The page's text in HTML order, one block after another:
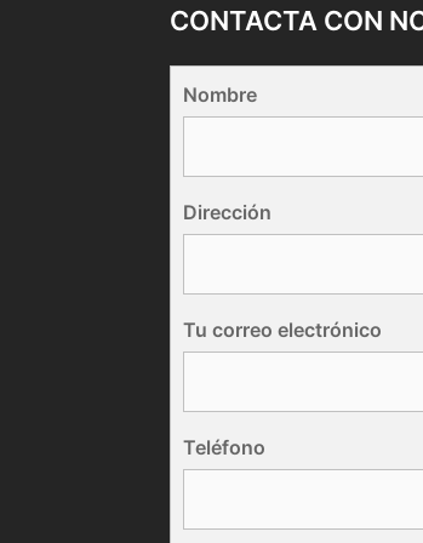
CONTACTA CON
Nombre
Dirección
Tu correo electrónico
Teléfono